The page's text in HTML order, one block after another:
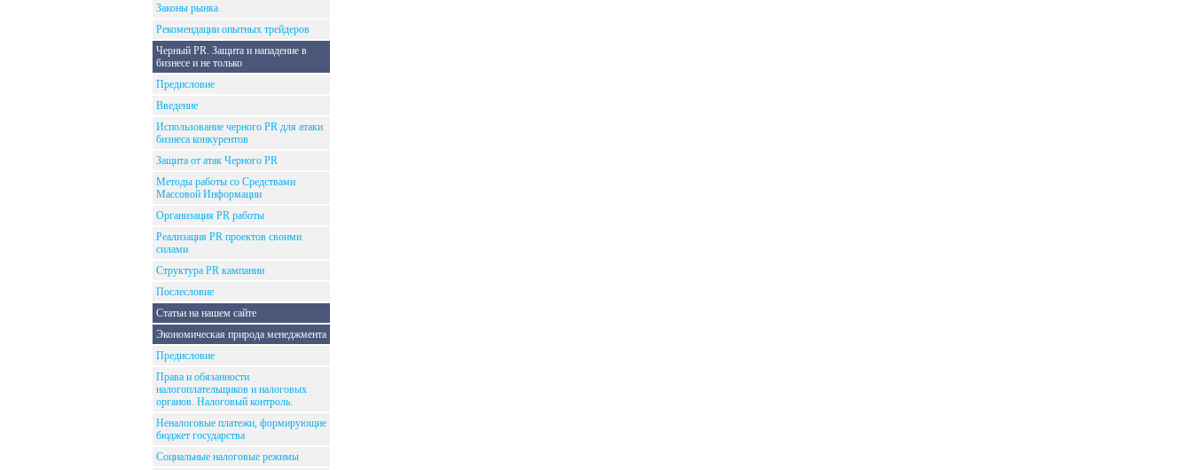
Законы рынка
Рекомендации опытных трейдеров
Черный PR. Защита и нападение в
бизнесе и не только
Предисловие
Введение
Использование черного PR для атаки
бизнеса конкурентов
Защита от атак Черного PR
Методы работы со Средствами
Массовой Информации
Организация PR работы
Реализация PR проектов своими
силами
Структура PR кампании
Послесловие
Статьи на нашем сайте
Экономическая природа менеджмента
Предисловие
Права и обязанности
налогоплательщиков и налоговых
органов. Налоговый контроль.
Неналоговые платежи, формирующие
бюджет государства
Социальные налоговые режимы